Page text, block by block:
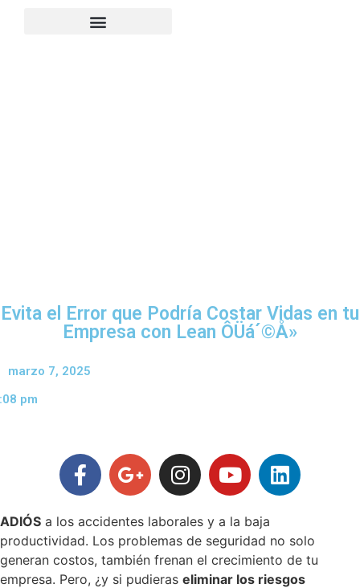
Evita el Error que Podría Costar Vidas en tu
Empresa con Lean ÔÜá´©Å»
marzo 7, 2025
pm
ADIÓS a los accidentes laborales y a la baja
productividad. Los problemas de seguridad no solo
generan costos, también frenan el crecimiento de tu
empresa. Pero, ¿y si pudieras eliminar los riesgos